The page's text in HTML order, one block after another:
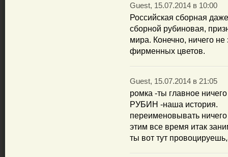
Guest, 15.07.2014 в 10:00
Российская сборная
сборной рубиновая,
мира. Конечно, ничего
фирменных цветов.
Guest, 15.07.2014 в 21:05
ромка -ты главное
РУБИН -наша история.
переименовывать
этим все время итак
ты вот тут